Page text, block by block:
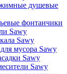
душевые
фонтанчики
Sawy
Sawy
мусора Sawy
Sawy
Sawy